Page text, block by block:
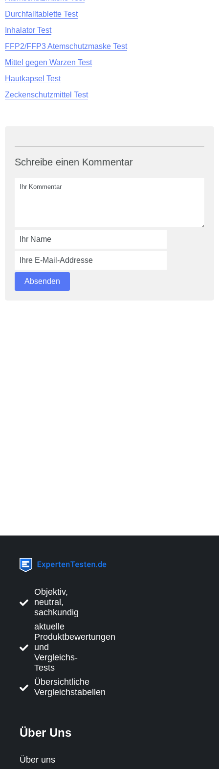
Durchfalltablette Test
Inhalator Test
FFP2/FFP3 Atemschutzmaske Test
Mittel gegen Warzen Test
Hautkapsel Test
Zeckenschutzmittel Test
Schreibe einen Kommentar
Objektiv,
neutral,
sachkundig
aktuelle
Produktbewertungen
und
Vergleichs-
Tests
Übersichtliche
Vergleichstabellen
Über Uns
Über uns